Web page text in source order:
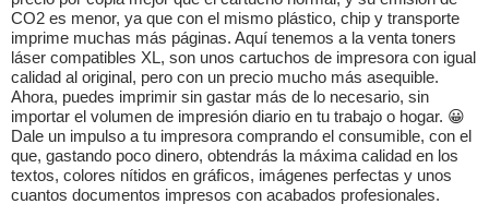
CO2 es menor, ya que con el mismo plástico, chip y transporte
imprime muchas más páginas. Aquí tenemos a la venta toners
láser compatibles XL, son unos cartuchos de impresora con igual
calidad al original, pero con un precio mucho más asequible.
Ahora, puedes imprimir sin gastar más de lo necesario, sin
importar el volumen de impresión diario en tu trabajo o hogar. 😀
Dale un impulso a tu impresora comprando el consumible, con el
que, gastando poco dinero, obtendrás la máxima calidad en los
textos, colores nítidos en gráficos, imágenes perfectas y unos
cuantos documentos impresos con acabados profesionales.